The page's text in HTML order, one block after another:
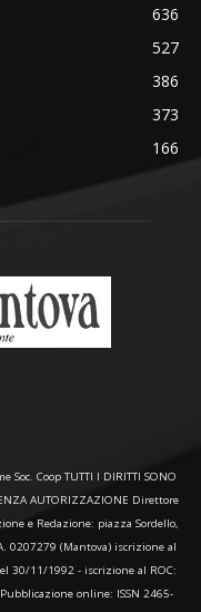
636
527
386
373
166
Soc. Coop TUTTI I DIRITTI SONO
AUTORIZZAZIONE Direttore
e Redazione: piazza Sordello,
0207279 (Mantova) iscrizione al
30/11/1992 - iscrizione al ROC:
online: ISSN 2465-